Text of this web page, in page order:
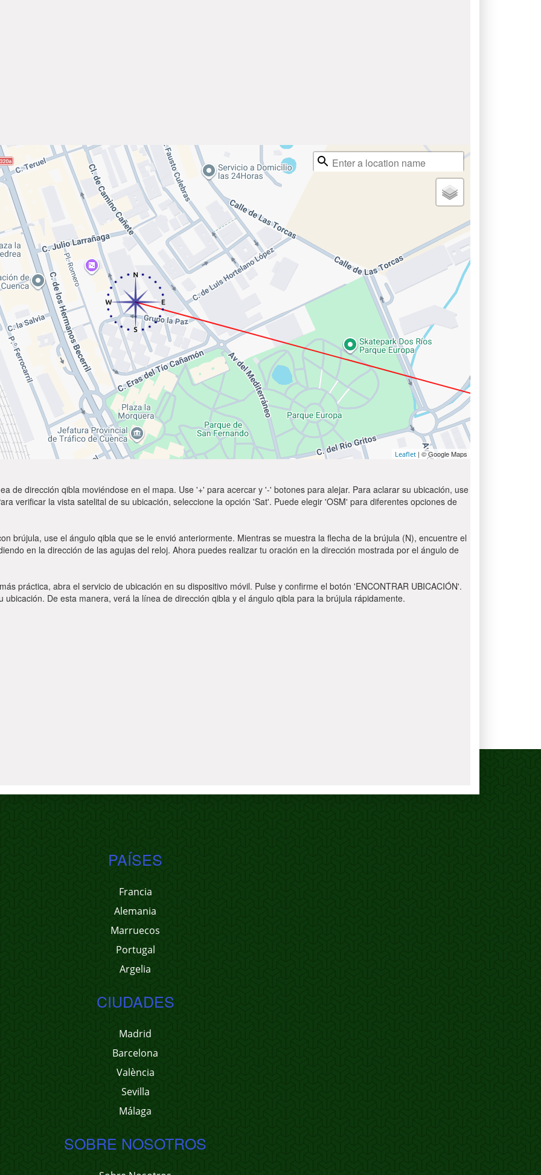
Leaflet | © Google Maps
de dirección qibla moviéndose en el mapa. Use '+' para acercar y '-' botones para alejar. Para aclarar su ubicación, use
verificar la vista satelital de su ubicación, seleccione la opción 'Sat'. Puede elegir 'OSM' para diferentes opciones de
brújula, use el ángulo qibla que se le envió anteriormente. Mientras se muestra la flecha de la brújula (N), encuentre el
en la dirección de las agujas del reloj. Ahora puedes realizar tu oración en la dirección mostrada por el ángulo de
práctica, abra el servicio de ubicación en su dispositivo móvil. Pulse y confirme el botón 'ENCONTRAR UBICACIÓN'.
De esta manera, verá la línea de dirección qibla y el ángulo qibla para la brújula rápidamente.
PAÍSES
Francia
Alemania
Marruecos
Portugal
Argelia
CIUDADES
Madrid
Barcelona
València
Sevilla
Málaga
SOBRE NOSOTROS